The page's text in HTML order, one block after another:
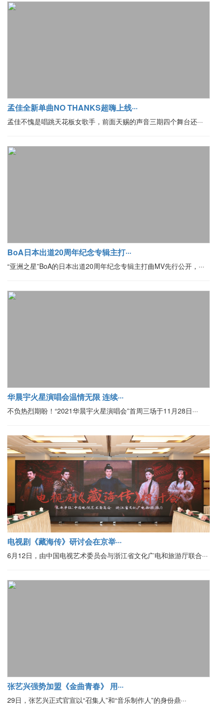
孟佳全新单曲NO THANKS超嗨上线···
孟佳不愧是唱跳天花板女歌手，前面天赐的声音三期四个舞台还···
BoA日本出道20周年纪念专辑主打···
“亚洲之星”BoA的日本出道20周年纪念专辑主打曲MV先行公开，···
华晨宇火星演唱会温情无限 连续···
不负热烈期盼！“2021华晨宇火星演唱会”首周三场于11月28日···
电视剧《藏海传》研讨会在京举···
6月12日，由中国电视艺术委员会与浙江省文化广电和旅游厅联合···
张艺兴强势加盟《金曲青春》 用···
29日，张艺兴正式官宣以“召集人”和“音乐制作人”的身份鼎···